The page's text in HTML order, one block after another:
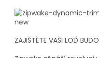
ZAJIŠTĚTE VAŠI LOĎ